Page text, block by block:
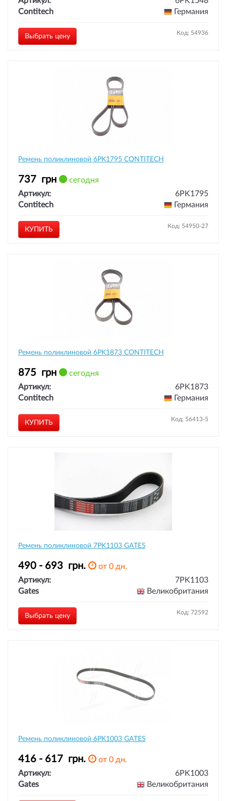
Contitech
Германия
Выбрать цену Код: 54936
Ремень поликлиновой 6PK1795 CONTITECH
737 грн
сегодня
Артикул:
6PK1795
Contitech
Германия
КУПИТЬ Код: 54950-27
Ремень поликлиновой 6PK1873 CONTITECH
875 грн
сегодня
Артикул:
6PK1873
Contitech
Германия
КУПИТЬ Код: 56413-5
Ремень поликлиновой 7PK1103 GATES
490 - 693 грн.
от 0 дн.
Артикул:
7PK1103
Gates
Великобритания
Выбрать цену Код: 72592
Ремень поликлиновой 6PK1003 GATES
416 - 617 грн.
от 0 дн.
Артикул:
6PK1003
Gates
Великобритания